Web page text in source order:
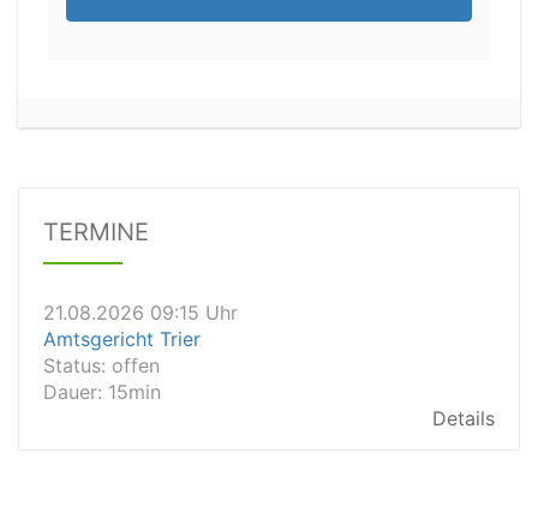
TERMINE
20.08.2026 14:30 Uhr
21.08.2026 09:15 Uhr
Amtsgericht Trier
Dauer: 15min
21.08.2026 09:00 Uhr
Amtsgericht Wildeshausen